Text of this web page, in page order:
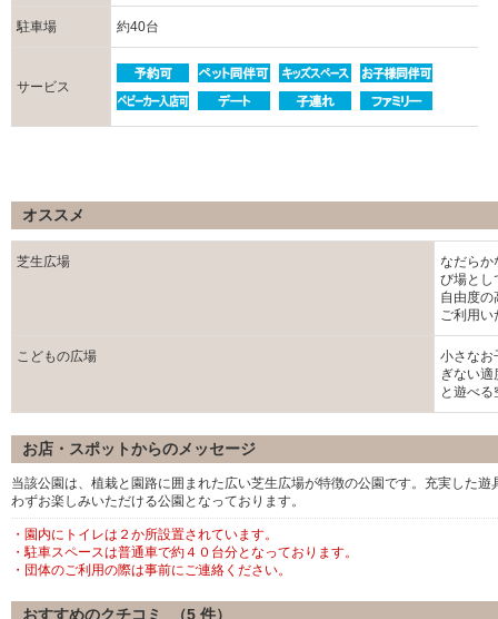
駐車場 約40台
サービス
オススメ
芝生広場
なだらか
び場とし
自由度の
ご利用い
こどもの広場
小さなお
ぎない
と遊べ
お店・スポットからのメッセージ
当該公園は、植栽と園路に囲まれた広い芝生広場が特徴の公園です。充実した
わずお楽しみいただける公園となっております。
・園内にトイレは２か所設置されています。
・駐車スペースは普通車で約４０台分となっております。
・団体のご利用の際は事前にご連絡ください。
おすすめのクチコミ （5 件）